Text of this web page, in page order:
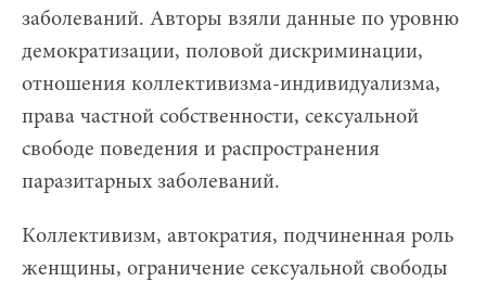
заболеваний. Авторы взяли данные по уровню
демократизации, половой дискриминации,
отношения коллективизма-индивидуализма,
права частной собственности, сексуальной
свободе поведения и распространения
паразитарных заболеваний.
Коллективизм, автократия, подчиненная роль
женщины, ограничение сексуальной свободы